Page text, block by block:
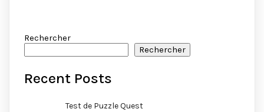
Rechercher
Rechercher
Recent Posts
Test de Puzzle Quest